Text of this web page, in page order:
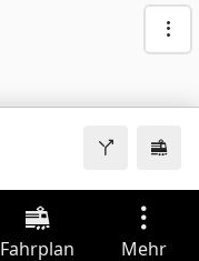
Fahrplan Mehr